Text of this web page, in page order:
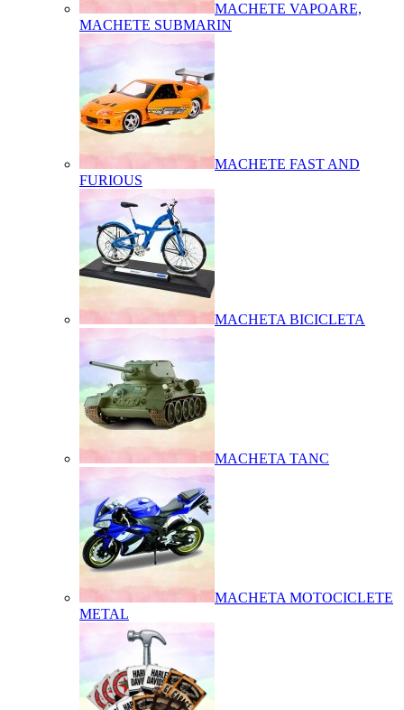
MACHETE VAPOARE,
MACHETE SUBMARIN
MACHETE FAST AND
FURIOUS
MACHETA BICICLETA
MACHETA TANC
MACHETA MOTOCICLETE
METAL